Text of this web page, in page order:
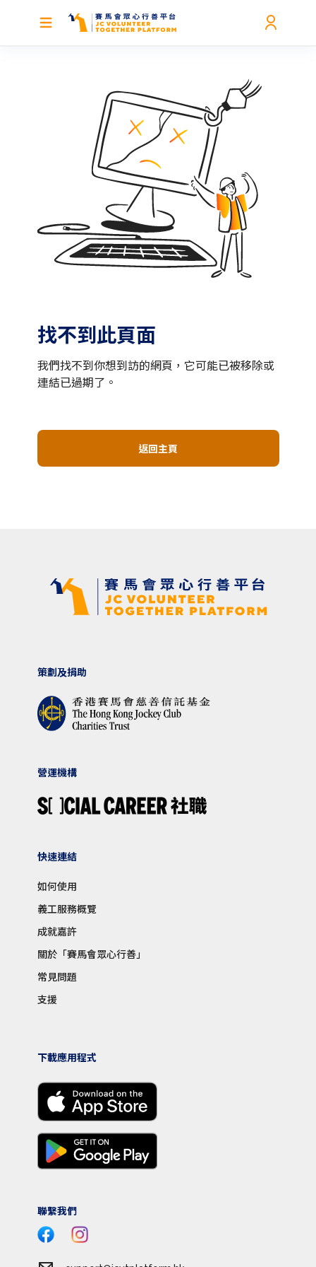
找不到此頁面
我們找不到你想到訪的網頁，它可能已被移除或
連結已過期了。
返回主頁
策劃及捐助
營運機構
快速連結
如何使用
義工服務概覽
成就嘉許
關於「賽馬會眾心行善」
常見問題
支援
下載應用程式
聯繫我們